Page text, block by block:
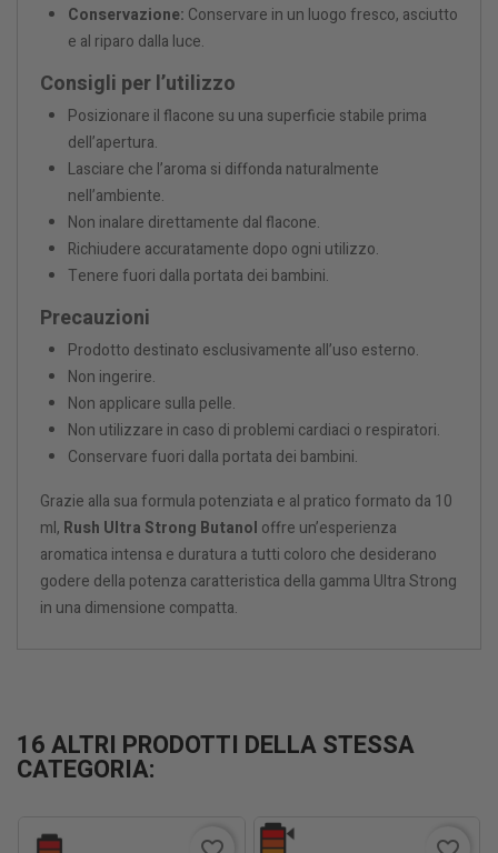
Conservazione: Conservare in un luogo fresco, asciutto
e al riparo dalla luce.
Consigli per l’utilizzo
Posizionare il flacone su una superficie stabile prima
dell’apertura.
Lasciare che l’aroma si diffonda naturalmente
nell’ambiente.
Non inalare direttamente dal flacone.
Richiudere accuratamente dopo ogni utilizzo.
Tenere fuori dalla portata dei bambini.
Precauzioni
Prodotto destinato esclusivamente all’uso esterno.
Non ingerire.
Non applicare sulla pelle.
Non utilizzare in caso di problemi cardiaci o respiratori.
Conservare fuori dalla portata dei bambini.
Grazie alla sua formula potenziata e al pratico formato da 10
ml, Rush Ultra Strong Butanol offre un’esperienza
aromatica intensa e duratura a tutti coloro che desiderano
godere della potenza caratteristica della gamma Ultra Strong
in una dimensione compatta.
16 ALTRI PRODOTTI DELLA STESSA
CATEGORIA: